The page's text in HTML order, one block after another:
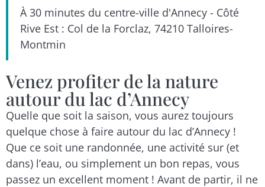
À 30 minutes du centre-ville d'Annecy - Côté
Rive Est : Col de la Forclaz, 74210 Talloires-
Montmin
Venez profiter de la nature
autour du lac d’Annecy
Quelle que soit la saison, vous aurez toujours
quelque chose à faire autour du lac d’Annecy !
Que ce soit une randonnée, une activité sur (et
dans) l’eau, ou simplement un bon repas, vous
passez un excellent moment ! Avant de partir, il ne